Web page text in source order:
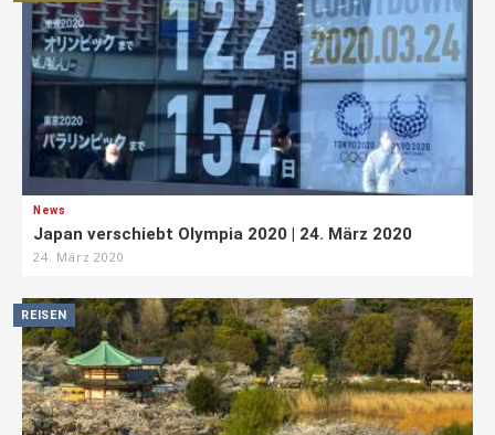
News
Japan verschiebt Olympia 2020 | 24. März 2020
24. März 2020
REISEN